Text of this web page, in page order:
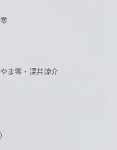
ま零・深井涼介